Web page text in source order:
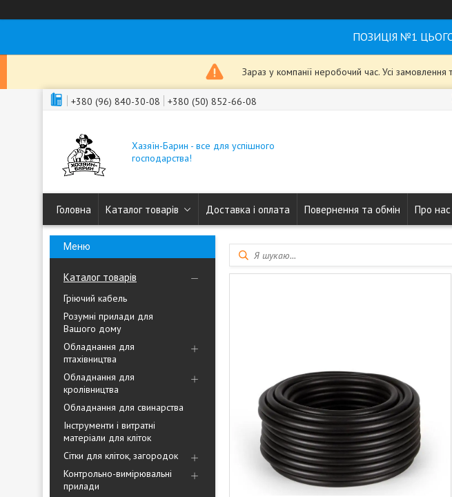
ПОЗИЦІЯ №1
Зараз у компанії неробочий час. Усі
+380 (96) 840-30-08 +380 (50) 852-66-08
Хазяїн-Барин - все для успішного
господарства!
Головна Каталог товарів Доставка і оплата Повернення та обмін Про нас
Каталог товарів
Гріючий кабель
Розумні прилади для
Вашого дому
Обладнання для
птахівництва
Обладнання для
кролівництва
Обладнання для свинарства
Інструменти і витратні
матеріали для кліток
Сітки для кліток, загородок
Контрольно-вимірювальні
прилади